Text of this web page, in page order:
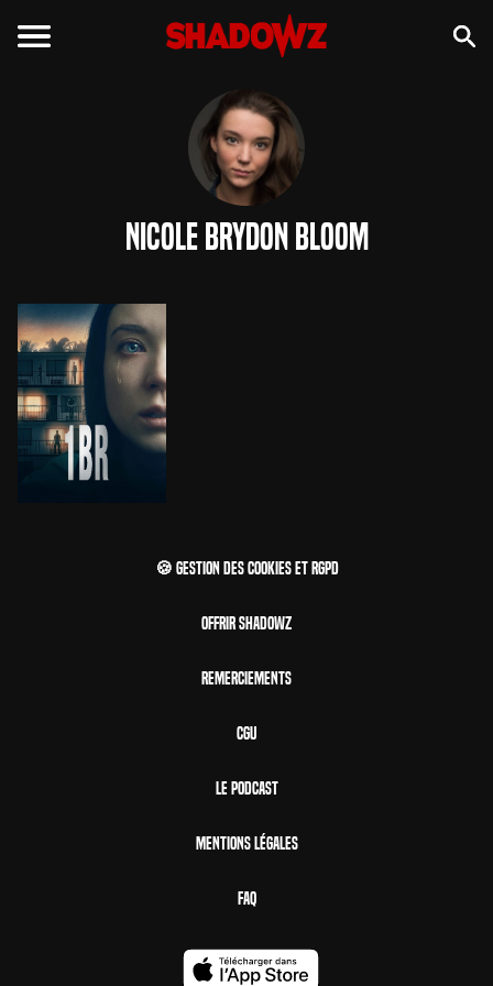
Nicole Brydon Bloom
🍪 Gestion des cookies et RGPD
Offrir Shadowz
Remerciements
CGU
Le Podcast
Mentions Légales
FAQ